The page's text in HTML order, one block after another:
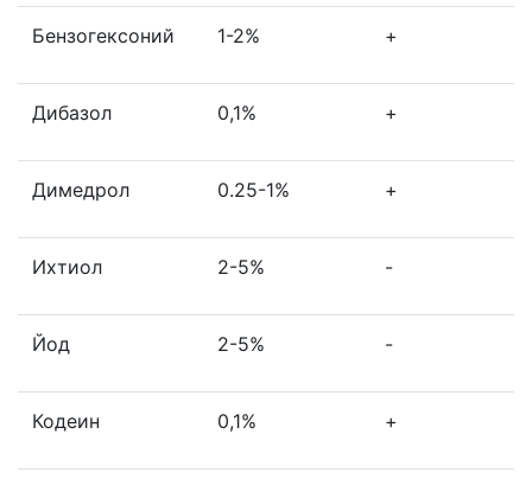
Бензогексоний 1-2% +
Дибазол 0,1% +
Димедрол 0.25-1% +
Ихтиол 2-5% -
Йод 2-5% -
Кодеин 0,1% +